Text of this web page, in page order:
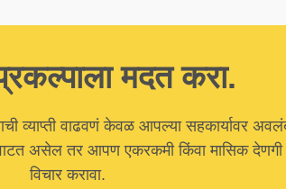
मदत करा.
व्याप्ती वाढवणं केवळ आपल्या सहकार्यावर
असेल तर आपण एकरकमी किंवा मासिक देणगी
विचार करावा.